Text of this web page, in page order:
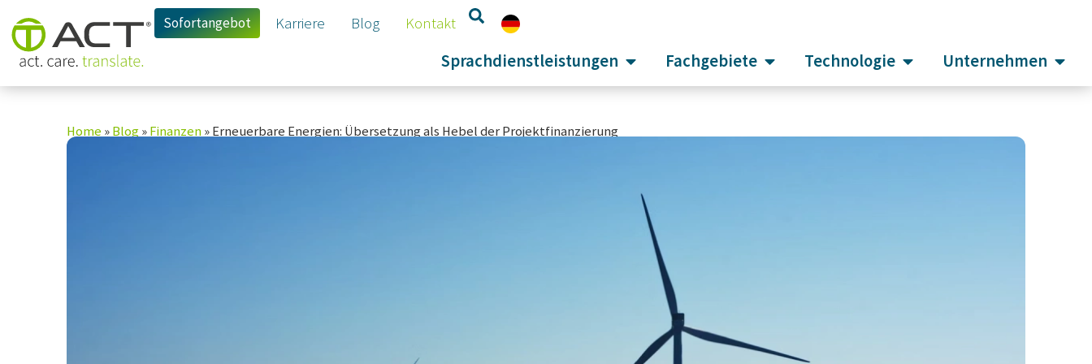
Sofortangebot Karriere Blog Kontakt
Sprachdienstleistungen Fachgebiete Technologie Unternehmen
Home »Blog»Finanzen»Erneuerbare Energien: Übersetzung als Hebel der Projektfinanzierung